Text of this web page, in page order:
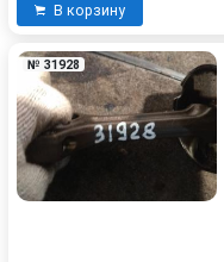
В корзину
№ 31928